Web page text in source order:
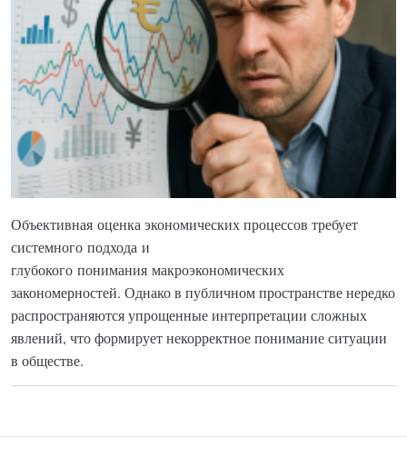
Объективная оценка экономических процессов требует
системного подхода и
глубокого понимания макроэкономических
закономерностей. Однако в публичном пространстве нередко
распространяются упрощенные интерпретации сложных
явлений, что формирует некорректное понимание ситуации
в обществе.